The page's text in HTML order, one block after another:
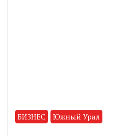
БИЗНЕС Южный Урал